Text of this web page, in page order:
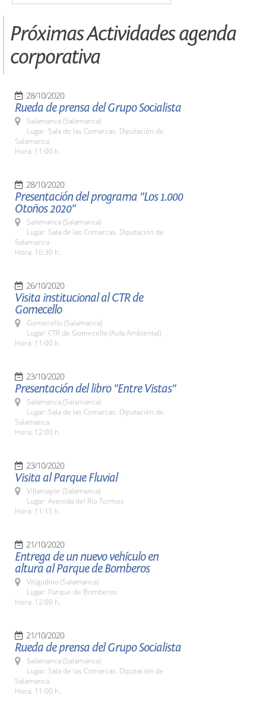
Próximas Actividades agenda
corporativa
28/10/2020
Rueda de prensa del Grupo Socialista
Salamanca (Salamanca)
Lugar: Sala de las Comarcas. Diputación de
Salamanca
Hora: 11:00 h.
28/10/2020
Presentación del programa "Los 1.000
Otoños 2020"
Salamanca (Salamanca)
Lugar: Sala de las Comarcas. Diputación de
Salamanca
Hora: 10:30 h.
26/10/2020
Visita institucional al CTR de
Gomecello
Gomecello (Salamanca)
Lugar: CTR de Gomecello (Aula Ambiental)
Hora: 11:00 h.
23/10/2020
Presentación del libro "Entre Vistas"
Salamanca (Salamanca)
Lugar: Sala de las Comarcas. Diputación de
Salamanca
Hora: 12:00 h.
23/10/2020
Visita al Parque Fluvial
Villamayor (Salamanca)
Lugar: Avenida del Río Tormes
Hora: 11:15 h.
21/10/2020
Entrega de un nuevo vehículo en
altura al Parque de Bomberos
Vitigudino (Salamanca)
Lugar: Parque de Bomberos
Hora: 12:00 h.
21/10/2020
Rueda de prensa del Grupo Socialista
Salamanca (Salamanca)
Lugar: Sala de las Comarcas. Diputación de
Salamanca
Hora: 11:00 h.